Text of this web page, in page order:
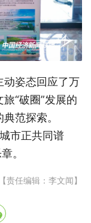
动姿态回应了万
“破圈”发展的
范探索。
市正共同谱
。
【责任编辑：李文闻】